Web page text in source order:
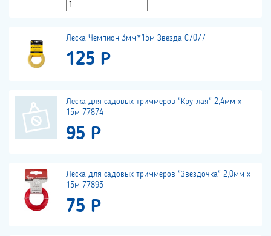
Леска Чемпион 3мм*15м Звезда С7077
125 Р
Леска для садовых триммеров "Круглая" 2,4мм х
15м 77874
95 Р
Леска для садовых триммеров "Звёздочка" 2,0мм х
15м 77893
75 Р